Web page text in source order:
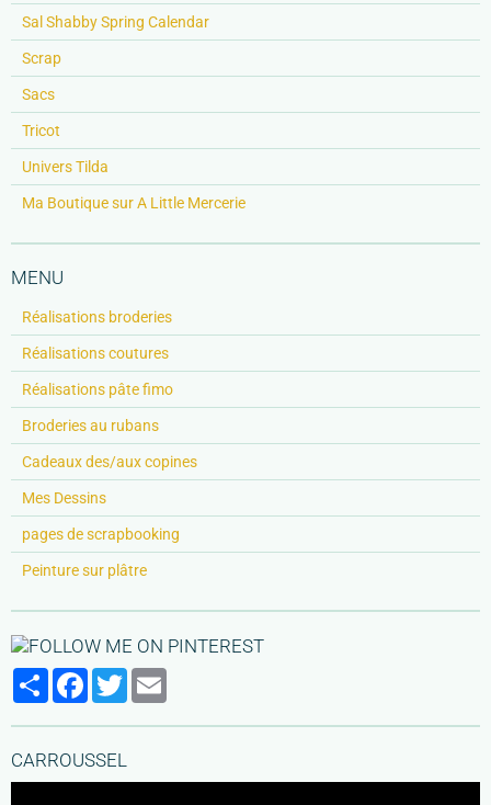
Sal Shabby Spring Calendar
Scrap
Sacs
Tricot
Univers Tilda
Ma Boutique sur A Little Mercerie
MENU
Réalisations broderies
Réalisations coutures
Réalisations pâte fimo
Broderies au rubans
Cadeaux des/aux copines
Mes Dessins
pages de scrapbooking
Peinture sur plâtre
PartagerFacebook
Twitter
CARROUSSEL